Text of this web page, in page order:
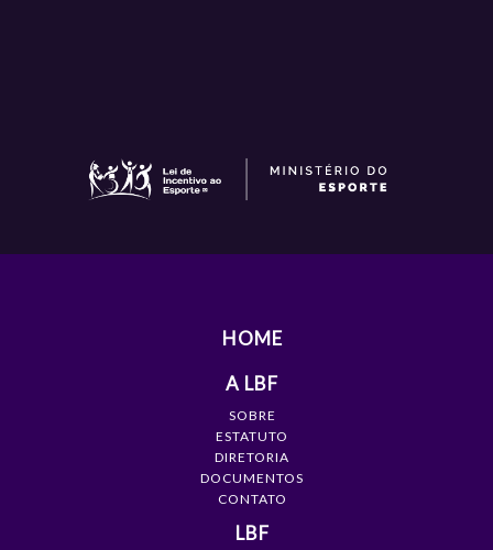
HOME
A LBF
SOBRE
ESTATUTO
DIRETORIA
DOCUMENTOS
CONTATO
LBF